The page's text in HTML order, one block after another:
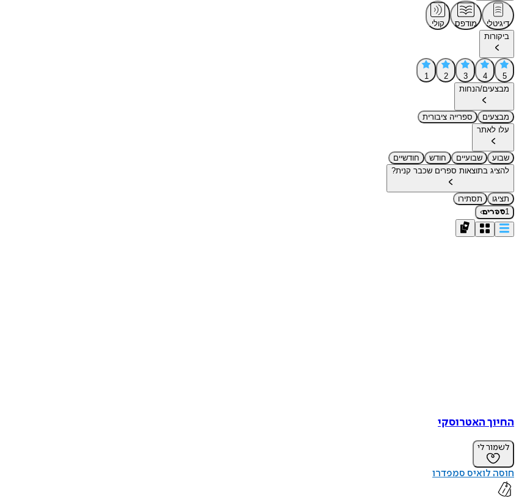
דיגיטלי מודפס
קולי
ביקורות
5
4
3
2
1
מבצעים/הנחות
מבצעים
ספרייה ציבורית
עלו לאתר
שבוע שבועיים חודש
חודשיים
להציג בתוצאות ספרים שכבר קנית?
תציגו
תסתירו
1ספרים›
החיוך האטרוסקי
לשמור לי
חוסה לואיס סמפדרו